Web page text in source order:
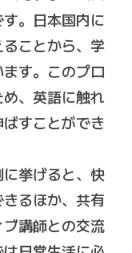
。日本国内に
ことから、学
す。このプロ
、英語に触れ
すことができ
挙げると、快
るほか、共有
講師との交流